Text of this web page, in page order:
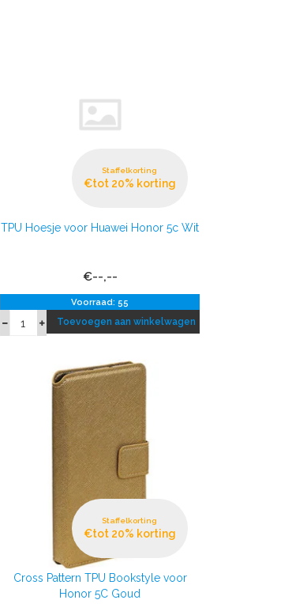
Staffelkorting
€tot 20% korting
TPU Hoesje voor Huawei Honor 5c Wit
€--,--
Voorraad: 55
Toevoegen aan winkelwagen
Staffelkorting
€tot 20% korting
Cross Pattern TPU Bookstyle voor
Honor 5C Goud